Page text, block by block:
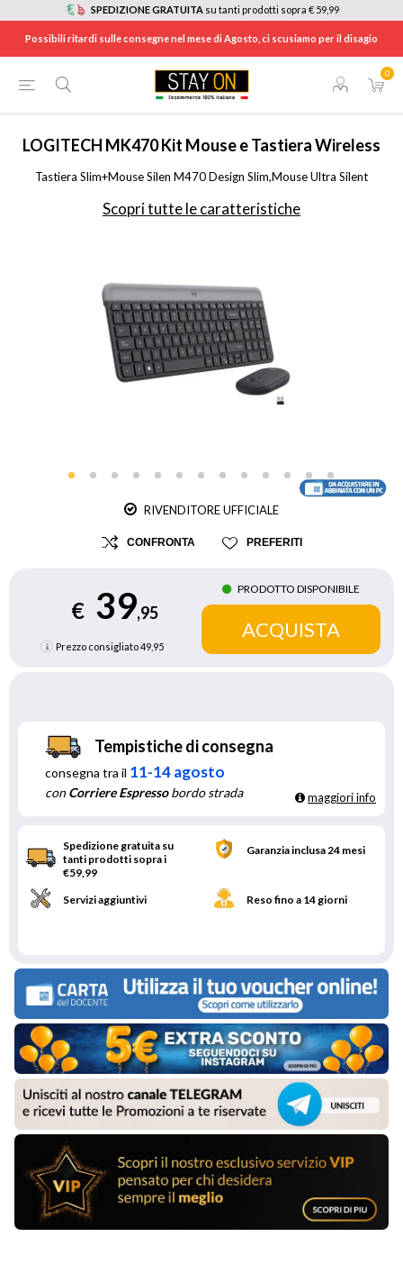
SPEDIZIONE GRATUITA su tanti prodotti sopra € 59,99
Possibili ritardi sulle consegne nel mese di Agosto, ci scusiamo per il disagio
0
/ ACCESSORI INFORMATICA TASTIERE
LOGITECH MK470 Kit Mouse e Tastiera Wireless
Tastiera Slim+Mouse Silen M470 Design Slim,Mouse Ultra Silent
Scopri tutte le caratteristiche
RIVENDITORE UFFICIALE
CONFRONTA PREFERITI
€ 39,95
Prezzo consigliato49,95
PRODOTTO DISPONIBILE
Tempistiche di consegna
consegna tra il 11-14 agosto
conCorriere Espressobordo strada maggiori info
Spedizione gratuita su
tanti prodotti sopra i
€59,99
Garanzia inclusa 24 mesi
Servizi aggiuntivi Reso fino a 14 giorni